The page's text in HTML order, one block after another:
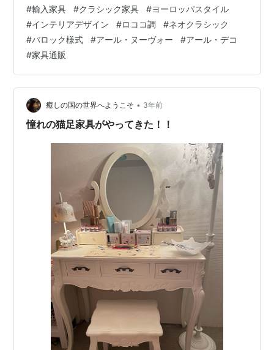
だけます。 魅惑のロココ調家具で贅沢なインテリアを彩
ろう メゾン・ド・マルシェでは、ロココ調家具が特に人
気です。華やかでエレガントなデザインは、贅沢なイン
テリアを演出するのにぴったり。クラシックな雰囲気を
愛する方々にはたまらない選択肢です。 ネオクラシシズ
ムの美と調和を感じる ネオクラシックや…
#輸入家具 #クラシック家具 #ヨーロッパスタイル
#インテリアデザイン #ロココ調 #ネオクラシック
#バロック様式 #アール・ヌーヴォー #アール・デコ
#家具通販
癒しの国の世界へようこそ • 3年前
憧れの猫足家具がやってきた！！